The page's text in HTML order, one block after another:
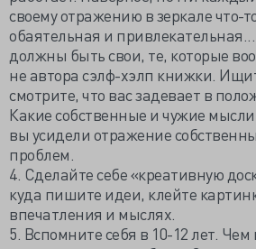
своему отражению в зеркале что-
обаятельная и
должны быть свои, те, которые
не автора сэлф-хэлп книжки.
смотрите, что вас задевает в
Какие собственные и чужие
вы усидели отражение
проблем.
4. Сделайте себе «креативную
куда пишите идеи, клейте
впечатления и мыслях.
5. Вспомните себя в 10-12 лет. Чем